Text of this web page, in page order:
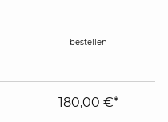
bestellen
180,00 €*